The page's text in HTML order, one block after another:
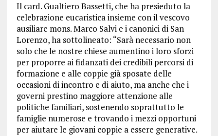
Il card. Gualtiero Bassetti, che ha presieduto la
celebrazione eucaristica insieme con il vescovo
ausiliare mons. Marco Salvi e i canonici di San
Lorenzo, ha sottolineato: “Sarà necessario non
solo che le nostre chiese aumentino i loro sforzi
per proporre ai fidanzati dei credibili percorsi di
formazione e alle coppie già sposate delle
occasioni di incontro e di aiuto, ma anche che i
governi prestino maggiore attenzione alle
politiche familiari, sostenendo soprattutto le
famiglie numerose e trovando i mezzi opportuni
per aiutare le giovani coppie a essere generative.